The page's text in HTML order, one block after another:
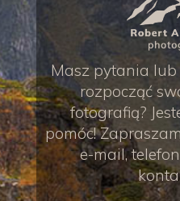
Masz pytania lub
rozpocząć
fotografią?
pomóc!
e-mail,